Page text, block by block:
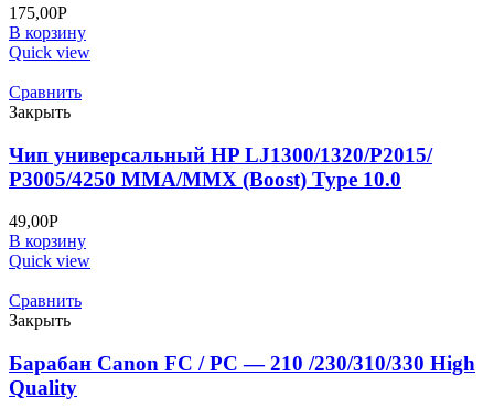
175,00Р
В корзину
Quick view
Сравнить
Закрыть
Чип универсальный HP LJ1300/1320/P2015/
P3005/4250 MMA/MMX (Boost) Type 10.0
49,00Р
В корзину
Quick view
Сравнить
Закрыть
Барабан Canon FC / PC — 210 /230/310/330 High
Quality